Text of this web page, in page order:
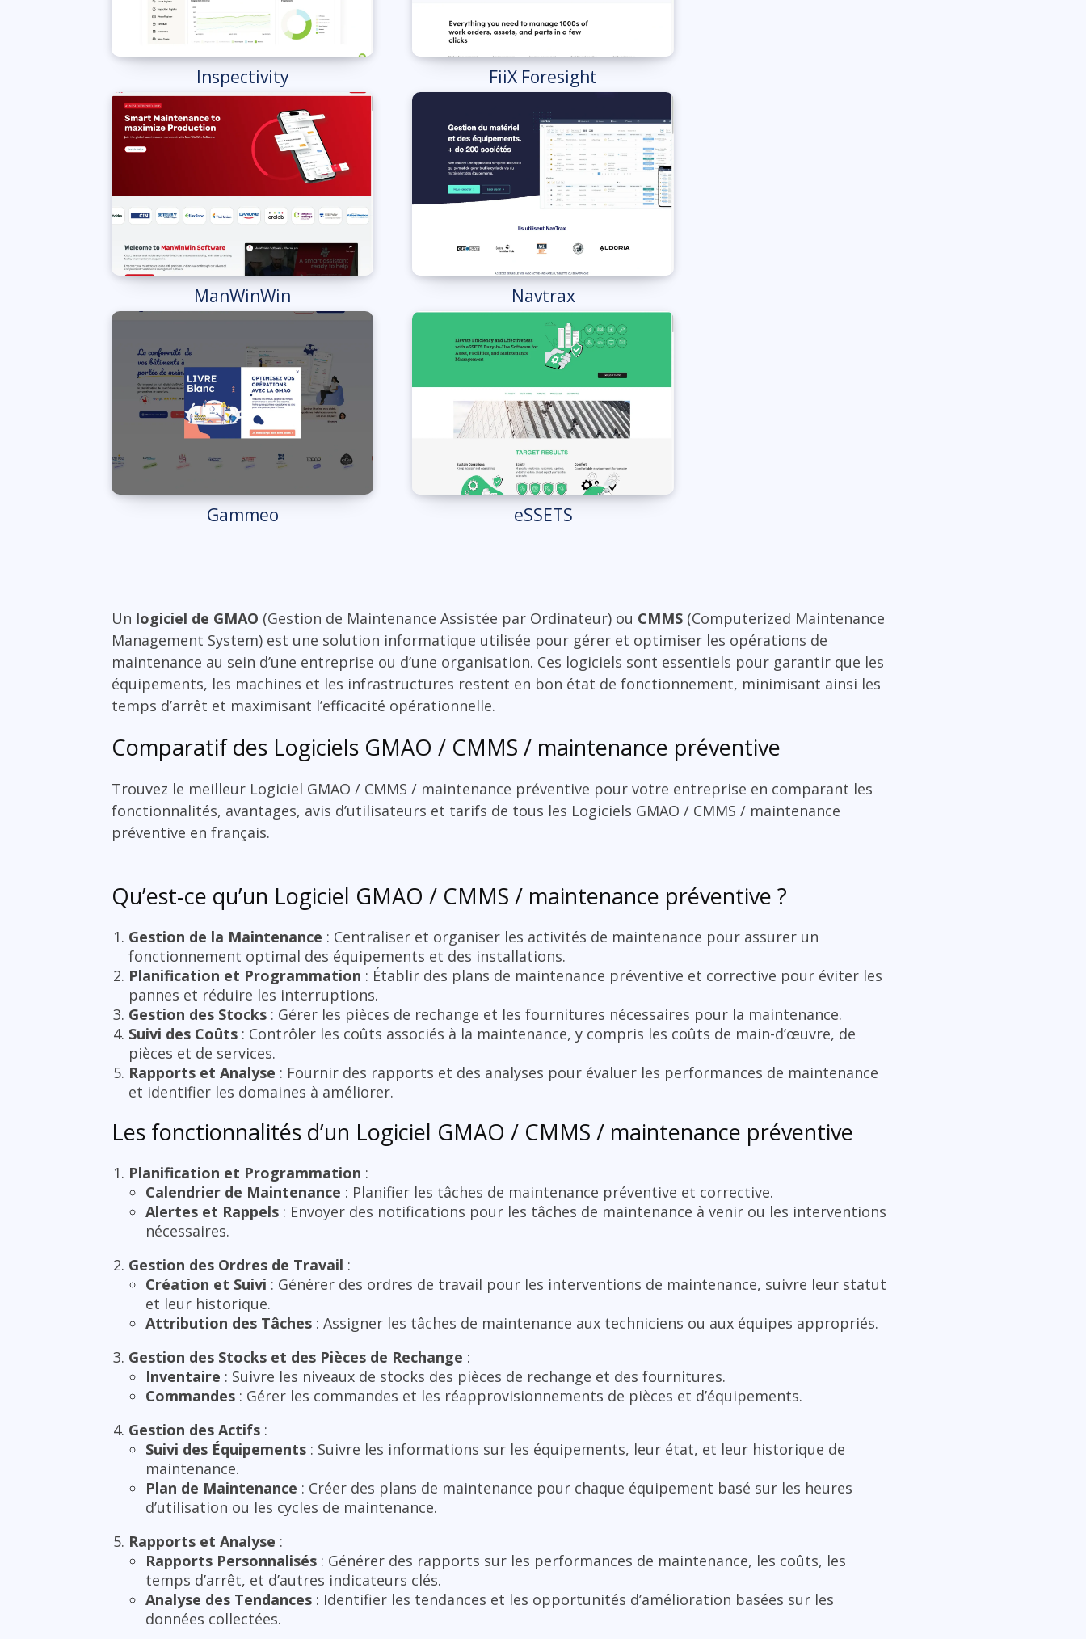
Inspectivity FiiX Foresight
ManWinWin Navtrax
Gammeo eSSETS
Un logiciel de GMAO (Gestion de Maintenance Assistée par Ordinateur) ou CMMS (Computerized Maintenance
Management System) est une solution informatique utilisée pour gérer et optimiser les opérations de
maintenance au sein d’une entreprise ou d’une organisation. Ces logiciels sont essentiels pour garantir que les
équipements, les machines et les infrastructures restent en bon état de fonctionnement, minimisant ainsi les
temps d’arrêt et maximisant l’efficacité opérationnelle.
Comparatif des Logiciels GMAO / CMMS / maintenance préventive
Trouvez le meilleur Logiciel GMAO / CMMS / maintenance préventive pour votre entreprise en comparant les
fonctionnalités, avantages, avis d’utilisateurs et tarifs de tous les Logiciels GMAO / CMMS / maintenance
préventive en français.
Qu’est-ce qu’un Logiciel GMAO / CMMS / maintenance préventive ?
Gestion de la Maintenance : Centraliser et organiser les activités de maintenance pour assurer un
fonctionnement optimal des équipements et des installations.
Planification et Programmation : Établir des plans de maintenance préventive et corrective pour éviter les
pannes et réduire les interruptions.
Gestion des Stocks : Gérer les pièces de rechange et les fournitures nécessaires pour la maintenance.
Suivi des Coûts : Contrôler les coûts associés à la maintenance, y compris les coûts de main-d’œuvre, de
pièces et de services.
Rapports et Analyse : Fournir des rapports et des analyses pour évaluer les performances de maintenance
et identifier les domaines à améliorer.
Les fonctionnalités d’un Logiciel GMAO / CMMS / maintenance préventive
Planification et Programmation :
Calendrier de Maintenance : Planifier les tâches de maintenance préventive et corrective.
Alertes et Rappels : Envoyer des notifications pour les tâches de maintenance à venir ou les interventions
nécessaires.
Gestion des Ordres de Travail :
Création et Suivi : Générer des ordres de travail pour les interventions de maintenance, suivre leur statut
et leur historique.
Attribution des Tâches : Assigner les tâches de maintenance aux techniciens ou aux équipes appropriés.
Gestion des Stocks et des Pièces de Rechange :
Inventaire : Suivre les niveaux de stocks des pièces de rechange et des fournitures.
Commandes : Gérer les commandes et les réapprovisionnements de pièces et d’équipements.
Gestion des Actifs :
Suivi des Équipements : Suivre les informations sur les équipements, leur état, et leur historique de
maintenance.
Plan de Maintenance : Créer des plans de maintenance pour chaque équipement basé sur les heures
d’utilisation ou les cycles de maintenance.
Rapports et Analyse :
Rapports Personnalisés : Générer des rapports sur les performances de maintenance, les coûts, les
temps d’arrêt, et d’autres indicateurs clés.
Analyse des Tendances : Identifier les tendances et les opportunités d’amélioration basées sur les
données collectées.